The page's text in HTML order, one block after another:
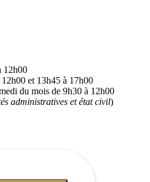
12h00
et 13h45 à 17h00
du mois de 9h30 à 12h00
administratives et état civil)